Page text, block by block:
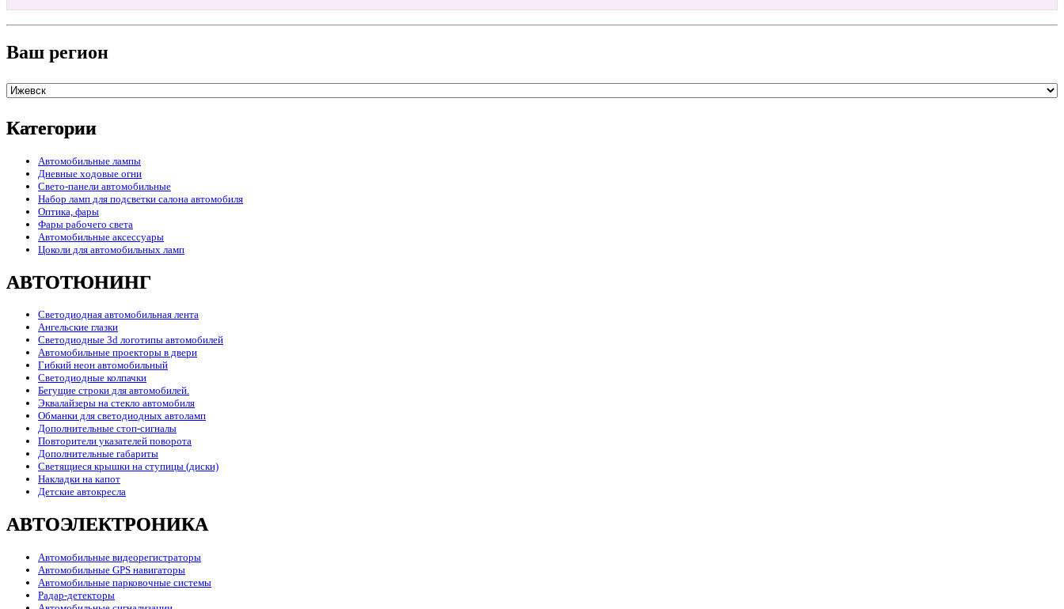
Ваш регион
Категории
Автомобильные лампы
Дневные ходовые огни
Свето-панели автомобильные
Набор ламп для подсветки салона автомобиля
Оптика, фары
Фары рабочего света
Автомобильные аксессуары
Цоколи для автомобильных ламп
АВТОТЮНИНГ
Светодиодная автомобильная лента
Ангельские глазки
Светодиодные 3d логотипы автомобилей
Автомобильные проекторы в двери
Гибкий неон автомобильный
Светодиодные колпачки
Бегущие строки для автомобилей.
Эквалайзеры на стекло автомобиля
Обманки для светодиодных автоламп
Дополнительные стоп-сигналы
Повторители указателей поворота
Дополнительные габариты
Светящиеся крышки на ступицы (диски)
Накладки на капот
Детские автокресла
АВТОЭЛЕКТРОНИКА
Автомобильные видеорегистраторы
Автомобильные GPS навигаторы
Автомобильные парковочные системы
Радар-детекторы